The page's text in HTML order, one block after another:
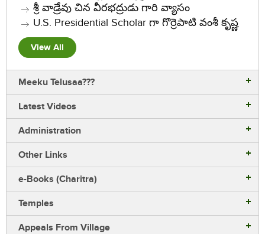
శ్రీ వాడ్రేవు చిన వీరభద్రుడు గారి వ్యాసం
U.S. Presidential Scholar గా గొర్రెపాటి వంశీ కృష్ణ
View All
Meeku Telusaa???
Latest Videos
Administration
Other Links
e-Books (Charitra)
Temples
Appeals From Village